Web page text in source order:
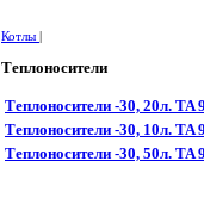
Котлы |
Теплоносители
Теплоносители -30, 20л. TA
Теплоносители -30, 10л.
Теплоносители -30, 50л.